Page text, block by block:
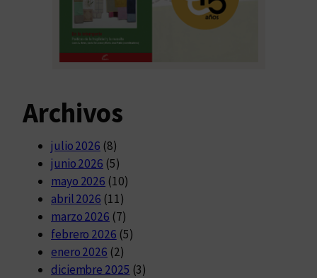
Archivos
julio 2026 (8)
junio 2026 (5)
mayo 2026 (10)
abril 2026 (11)
marzo 2026 (7)
febrero 2026 (5)
enero 2026 (2)
diciembre 2025 (3)